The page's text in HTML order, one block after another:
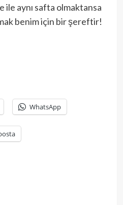
aynı safta olmaktansa
benim için bir şereftir!
WhatsApp